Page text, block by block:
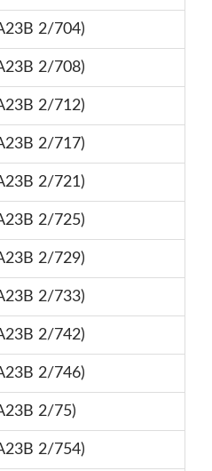
2/704)
2/708)
2/712)
2/717)
2/721)
2/725)
2/729)
2/733)
2/742)
2/746)
2/75)
2/754)